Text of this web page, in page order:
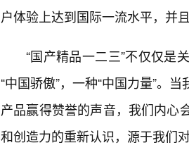
户体验上达到国际一流水平，并
“国产精品一二三”不仅仅是
“中国骄傲”，一种“中国力量”。
产品赢得赞誉的声音，我们内心
和创造力的重新认识，源于我们